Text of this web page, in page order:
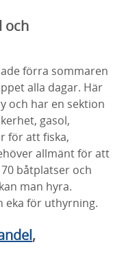
och
förra sommaren
alla dagar. Här
och har en sektion
gasol,
för att fiska,
allmänt för att
båtplatser och
man hyra.
eka för uthyrning.
,